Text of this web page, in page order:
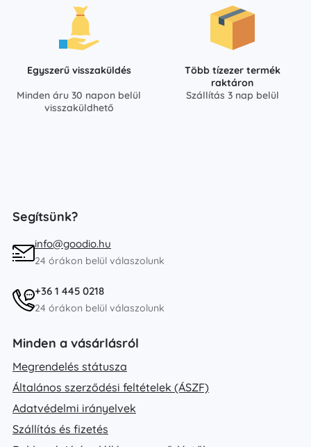
Egyszerű visszaküldés
Minden áru 30 napon belül
visszaküldhető
Több tízezer termék
raktáron
Szállítás 3 nap belül
Segítsünk?
info@goodio.hu
24 órákon belül válaszolunk
+36 1 445 0218
24 órákon belül válaszolunk
Minden a vásárlásról
Megrendelés státusza
Általános szerződési feltételek (ÁSZF)
Adatvédelmi irányelvek
Szállítás és fizetés